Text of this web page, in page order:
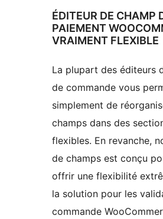
ÉDITEUR DE CHAMP
PAIEMENT
VRAIMENT FLEXIBLE
La plupart des éditeurs
de commande vous
simplement de
champs dans des
flexibles. En revanche,
de champs est conçu
offrir une flexibilité
la solution pour les
commande